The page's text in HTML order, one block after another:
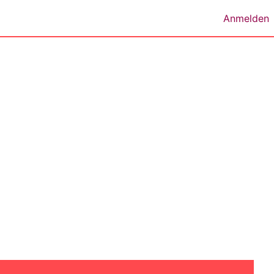
Anmelden